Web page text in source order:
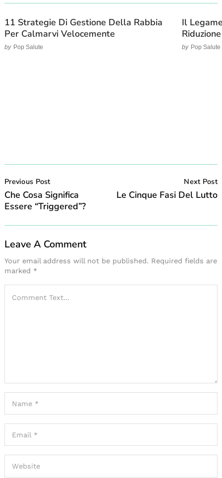
11 Strategie Di Gestione Della Rabbia
Per Calmarvi Velocemente
by Pop Salute
Il
by Pop Salute
Navigation
Previous Post
Che Cosa Significa
Essere “triggered”?
Next Post
Le Cinque Fasi Del Lutto
Leave A Comment
Your email address will not be published. Required fields are
marked *